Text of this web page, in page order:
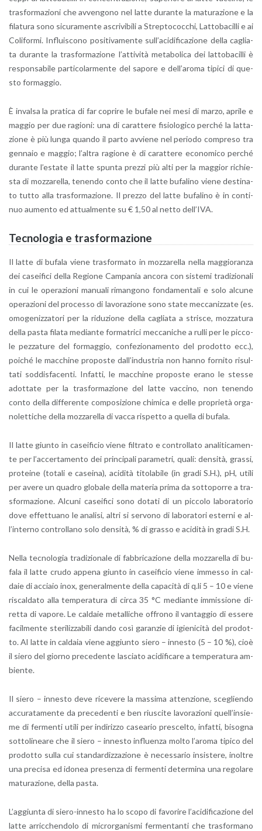
tra­sfor­ma­zio­ni che av­ven­go­no nel latte du­ran­te la ma­tu­ra­zio­ne e la
fi­la­tu­ra sono si­cu­ra­men­te ascri­vi­bi­li a Strep­to­coc­chi, Lat­to­ba­cil­li e ai
Co­li­for­mi. In­flui­sco­no po­si­ti­va­men­te sul­l’a­ci­di­fi­ca­zio­ne della ca­glia­
ta du­ran­te la tra­sfor­ma­zio­ne l’at­ti­vi­tà me­ta­bo­li­ca dei lat­to­ba­cil­li è
re­spon­sa­bi­le par­ti­co­lar­men­te del sa­po­re e del­l’a­ro­ma ti­pi­ci di que­
sto for­mag­gio.
È in­val­sa la pra­ti­ca di far co­pri­re le bu­fa­le nei mesi di marzo, apri­le e
mag­gio per due ra­gio­ni: una di ca­rat­te­re fi­sio­lo­gi­co per­ché la lat­ta­
zio­ne è più lunga quan­do il parto av­vie­ne nel pe­rio­do com­pre­so tra
gen­na­io e mag­gio; l’al­tra ra­gio­ne è di ca­rat­te­re eco­no­mi­co per­ché
du­ran­te l’e­sta­te il latte spun­ta prez­zi più alti per la mag­gior ri­chie­
sta di moz­za­rel­la, te­nen­do conto che il latte bu­fa­li­no viene de­sti­na­
to tutto alla tra­sfor­ma­zio­ne. Il prez­zo del latte bu­fa­li­no è in con­ti­
nuo au­men­to ed at­tual­men­te su € 1,50 al netto del­l’I­VA.
Tec­no­lo­gia e tra­sfor­ma­zio­ne
Il latte di bu­fa­la viene tra­sfor­ma­to in moz­za­rel­la nella mag­gio­ran­za
dei ca­sei­fi­ci della Re­gio­ne Cam­pa­nia an­co­ra con si­ste­mi tra­di­zio­na­li
in cui le ope­ra­zio­ni ma­nua­li ri­man­go­no fon­da­men­ta­li e solo al­cu­ne
ope­ra­zio­ni del pro­ces­so di la­vo­ra­zio­ne sono state mec­ca­niz­za­te (es.
omo­ge­niz­za­to­ri per la ri­du­zio­ne della ca­glia­ta a stri­sce, moz­za­tu­ra
della pasta fi­la­ta me­dian­te for­ma­tri­ci mec­ca­ni­che a rulli per le pic­co­
le pez­za­tu­re del for­mag­gio, con­fe­zio­na­men­to del pro­dot­to ecc.),
poi­ché le mac­chi­ne pro­po­ste dal­l’in­du­stria non hanno for­ni­to ri­sul­
ta­ti sod­di­sfa­cen­ti. In­fat­ti, le mac­chi­ne pro­po­ste erano le stes­se
adot­ta­te per la tra­sfor­ma­zio­ne del latte vac­ci­no, non te­nen­do
conto della dif­fe­ren­te com­po­si­zio­ne chi­mi­ca e delle pro­prie­tà or­ga­
no­let­ti­che della moz­za­rel­la di vacca ri­spet­to a quel­la di bu­fa­la.
Il latte giun­to in ca­sei­fi­cio viene fil­tra­to e con­trol­la­to ana­li­ti­ca­men­
te per l’ac­cer­ta­men­to dei prin­ci­pa­li pa­ra­me­tri, quali: den­si­tà, gras­si,
pro­tei­ne (to­ta­li e ca­sei­na), aci­di­tà ti­to­la­bi­le (in gradi S.H.), pH, utili
per avere un qua­dro glo­ba­le della ma­te­ria prima da sot­to­por­re a tra­
sfor­ma­zio­ne. Al­cu­ni ca­sei­fi­ci sono do­ta­ti di un pic­co­lo la­bo­ra­to­rio
dove ef­fet­tua­no le ana­li­si, altri si ser­vo­no di la­bo­ra­to­ri ester­ni e al­
l’in­ter­no con­trol­la­no solo den­si­tà, % di gras­so e aci­di­tà in gradi S.H.
Nella tec­no­lo­gia tra­di­zio­na­le di fab­bri­ca­zio­ne della moz­za­rel­la di bu­
fa­la il latte crudo ap­pe­na giun­to in ca­sei­fi­cio viene im­mes­so in cal­
da­ie di ac­cia­io inox, ge­ne­ral­men­te della ca­pa­ci­tà di q.​li 5 – 10 e viene
ri­scal­da­to alla tem­pe­ra­tu­ra di circa 35 °C me­dian­te im­mis­sio­ne di­
ret­ta di va­po­re. Le cal­da­ie me­tal­li­che of­fro­no il van­tag­gio di es­se­re
fa­cil­men­te ste­ri­liz­za­bi­li dando così ga­ran­zie di igie­ni­ci­tà del pro­dot­
to. Al latte in cal­da­ia viene ag­giun­to siero – in­ne­sto (5 – 10 %), cioè
il siero del gior­no pre­ce­den­te la­scia­to aci­di­fi­ca­re a tem­pe­ra­tu­ra am­
bien­te.
Il siero – in­ne­sto deve ri­ce­ve­re la mas­si­ma at­ten­zio­ne, sce­glien­do
ac­cu­ra­ta­men­te da pre­ce­den­ti e ben riu­sci­te la­vo­ra­zio­ni quel­l’in­sie­
me di fer­men­ti utili per in­di­riz­zo ca­sea­rio pre­scel­to, in­fat­ti, bi­so­gna
sot­to­li­nea­re che il siero – in­ne­sto in­fluen­za molto l’a­ro­ma ti­pi­co del
pro­dot­to sulla cui stan­dar­diz­za­zio­ne è ne­ces­sa­rio in­si­ste­re, inol­tre
una pre­ci­sa ed ido­nea pre­sen­za di fer­men­ti de­ter­mi­na una re­go­la­re
ma­tu­ra­zio­ne, della pasta.
L’ag­giun­ta di sie­ro-in­ne­sto ha lo scopo di fa­vo­ri­re l’a­ci­di­fi­ca­zio­ne del
latte ar­ric­chen­do­lo di mi­cror­ga­ni­smi fer­men­tan­ti che tra­sfor­ma­no